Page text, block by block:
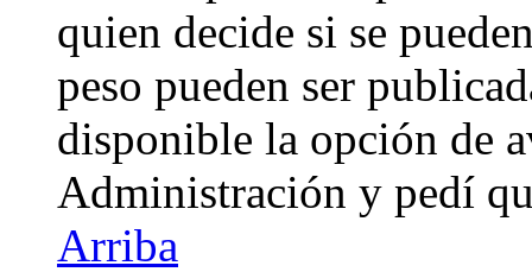
quien decide si se
peso pueden ser
disponible la opción de
Administración y pedí
Arriba